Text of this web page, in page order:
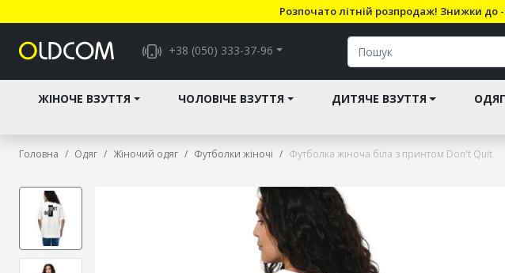
Розпочато літній розпродаж! Знижки до
+38 (050) 333-37-96
ЖІНОЧЕ ВЗУТТЯ ЧОЛОВІЧЕ ВЗУТТЯ ДИТЯЧЕ ВЗУТТЯ ОДЯГ
Головна Одяг Жіночий одяг Футболки жіночі Футболка жіноча біла з принтом Don't Quit